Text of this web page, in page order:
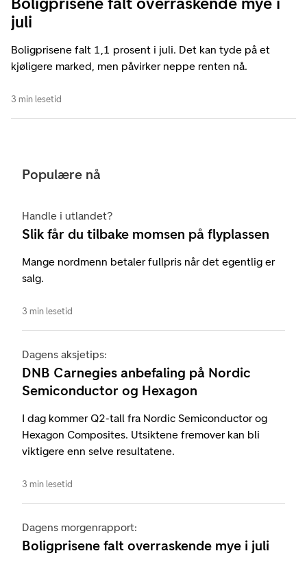
juli
Boligprisene falt 1,1 prosent i juli. Det kan tyde på et
kjøligere marked, men påvirker neppe renten nå.
3 min lesetid
Populære nå
Handle i utlandet?
Slik får du tilbake momsen på flyplassen
Mange nordmenn betaler fullpris når det egentlig er
salg.
3 min lesetid
Dagens aksjetips:
DNB Carnegies anbefaling på Nordic
Semiconductor og Hexagon
I dag kommer Q2-tall fra Nordic Semiconductor og
Hexagon Composites. Utsiktene fremover kan bli
viktigere enn selve resultatene.
3 min lesetid
Dagens morgenrapport:
Boligprisene falt overraskende mye i juli